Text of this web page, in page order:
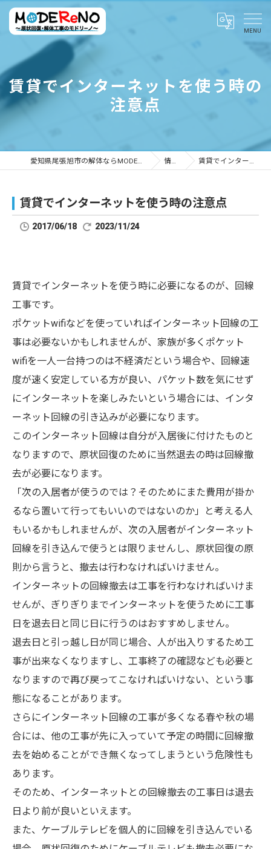
賃貸でインターネットを使う時の
注意点
愛知県尾張旭市の解体ならMODEReNO ～原状回復・解体工事のモドリーノ～ 情報ブログ 賃貸でインターネットを使う時の注意点
賃貸でインターネットを使う時の注意点
2017/06/18 2023/11/24
賃貸でインターネットを使う時に必要になるのが、回線
工事です。
ポケットwifiなどを使っていればインターネット回線の工
事は必要ないかもしれませんが、家族が多くポケット
wifiを一人一台持つのは不経済だという場合や、回線速
度が速く安定している方が良い、パケット数を気にせず
にインターネットを楽しみたいという場合には、インタ
ーネット回線の引き込みが必要になります。
このインターネット回線は自分が入居後に付けたものと
なりますので、原状回復のために当然退去の時は回線撤
去が必要になります。
「次の入居者が使うのでは？そのためにまた費用が掛か
るなら置いて行ってもいいのではないのか」と考える人
もいるかもしれませんが、次の入居者がインターネット
回線を引き込んで使うとは限りませんし、原状回復の原
則から言うと、撤去は行わなければいけません。
インターネットの回線撤去は工事を行わなければいけま
せんが、ぎりぎりまでインターネットを使うために工事
日を退去日と同じ日に行うのはおすすめしません。
退去日と引っ越し日が同じ場合、人が出入りするため工
事が出来なくなりますし、工事終了の確認なども必要と
なりますので再び戻ってこなければいけない、という事
態になることがあります。
さらにインターネット回線の工事が多くなる春や秋の場
合には、他の工事が先に入っていて予定の時間に回線撤
去を始めることができ無くなってしまうという危険性も
あります。
そのため、インターネットとの回線撤去の工事日は退去
日より前が良いといえます。
また、ケーブルテレビを個人的に回線を引き込んでいる